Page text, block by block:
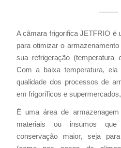
A câmara frigorifica JETFRIO é
para otimizar o
sua refrigeração (temperatura
Com a baixa temperatura,
qualidade dos processos de
em frigoríficos e
É uma área de
materiais ou insumos
conservação maior, seja